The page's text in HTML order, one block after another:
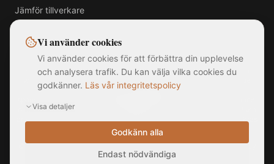
Jämför tillverkare
Alla varumärken, logotyper och företagsnamn som visas på denna
webbplats tillhör respektive ägare. MittNyaHus.se är en oberoende
jämförelsetjänst utan officiell koppling till, samarbete med eller
och kan avvika från faktiska produkter. Informationen på webbplatsen
är sammanställd från offentligt tillgängliga källor och ska inte betraktas
som rådgivning.
©2026MittNyaHus.se — Alla rättigheter förbehållna|Integritetspolicy
Vi använder cookies
Vi använder cookies för att förbättra din upplevelse
och analysera trafik. Du kan välja vilka cookies du
godkänner. Läs vår integritetspolicy
Visa detaljer
Godkänn alla
Endast nödvändiga